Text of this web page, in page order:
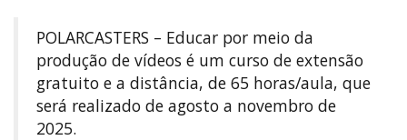
POLARCASTERS – Educar por meio da
produção de vídeos é um curso de extensão
gratuito e a distância, de 65 horas/aula, que
será realizado de agosto a novembro de
2025.